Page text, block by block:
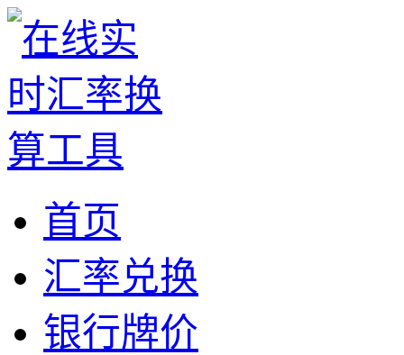
首页
汇率兑换
银行牌价